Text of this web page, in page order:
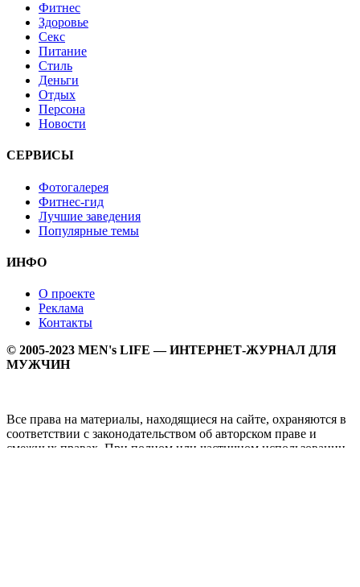
Фитнес
Здоровье
Секс
Питание
Стиль
Деньги
Отдых
Персона
Новости
СЕРВИСЫ
Фотогалерея
Фитнес-гид
Лучшие заведения
Популярные темы
ИНФО
О проекте
Реклама
Контакты
© 2005-2023 MEN's LIFE — ИНТЕРНЕТ-ЖУРНАЛ ДЛЯ
МУЖЧИН
Все права на материалы, находящиеся на сайте, охраняются в
соответствии с законодательством об авторском праве и
смежных правах. При полном или частичном использовании